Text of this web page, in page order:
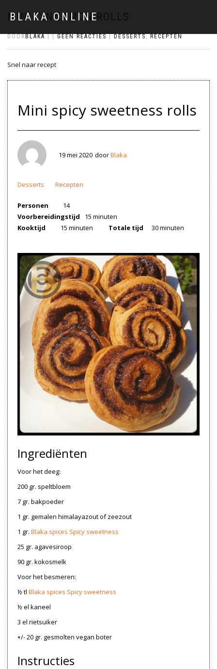
BLAKA ONLINE
MINI CINNAMON ROLLS
DOOR BLAKA GEEN REACTIES DESSERTS , RECEPTEN
Snel naar recept
Mini spicy sweetness rolls
19 mei 2020 doorBlaka
Desserts Recepten
Personen
14
Voorbereidingstijd
15 minuten
Kooktijd
15 minuten Totale tijd 30 minuten
Ingrediënten
Voor het deeg:
200 gr. speltbloem
7 gr. bakpoeder
1 gr. gemalen himalayazout of zeezout
1 gr. Blaka spices Spicy sweetness
25 gr. agavesiroop
90 gr. kokosmelk
Voor het besmeren:
½ tl Blaka spices Spicy sweetness
½ el kaneel
3 el rietsuiker
+/- 20 gr. gesmolten vegan boter
Instructies